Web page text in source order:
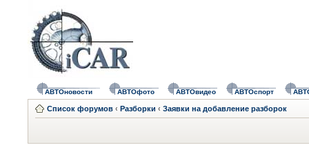
АВТОновости АВТОфото АВТОвидео АВТОспорт
Список форумов ‹ Разборки ‹ Заявки на добавление разборок